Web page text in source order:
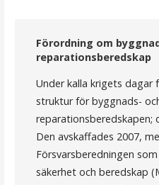
Förordning om
reparationsberedskap
Under kalla krigets dagar
struktur för byggnads-
reparationsberedskapen;
Den avskaffades 2007,
Försvarsberedningen
säkerhet och beredskap